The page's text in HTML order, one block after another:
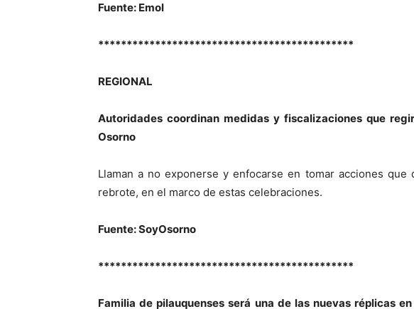
Fuente: Emol
*********************************************
REGIONAL
Autoridades coordinan medidas y fiscalizaciones que
Osorno
Llaman a no exponerse y enfocarse en tomar acciones que
rebrote, en el marco de estas celebraciones.
Fuente: SoyOsorno
*********************************************
Familia de pilauquenses será una de las nuevas réplicas